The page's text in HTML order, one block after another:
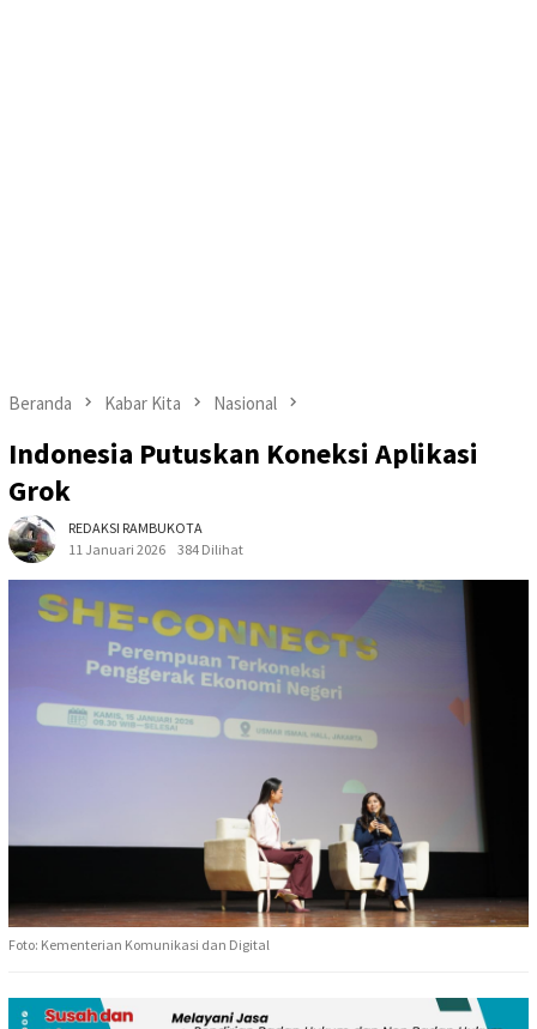
Beranda Kabar Kita Nasional
Indonesia Putuskan Koneksi Aplikasi
Grok
REDAKSI RAMBUKOTA
11 Januari 2026
384 Dilihat
Foto: Kementerian Komunikasi dan Digital